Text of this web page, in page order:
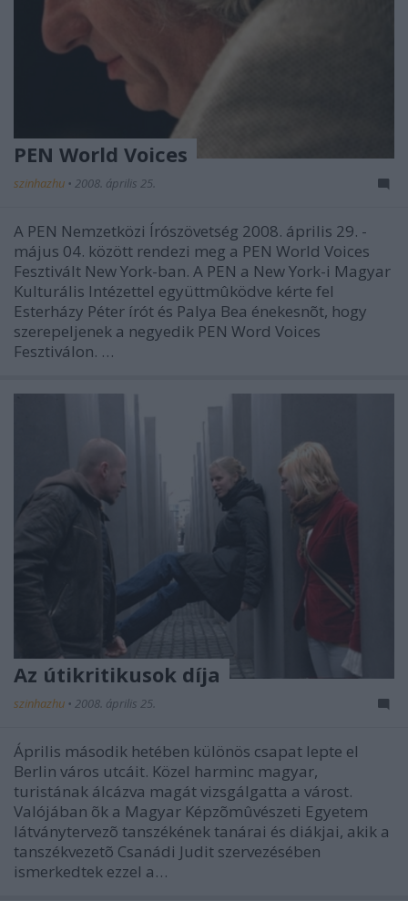
PEN World Voices
szinhazhu • 2008. április 25.
A PEN Nemzetközi Írószövetség 2008. április 29. -
május 04. között rendezi meg a PEN World Voices
Fesztivált New York-ban. A PEN a New York-i Magyar
Kulturális Intézettel együttmûködve kérte fel
Esterházy Péter írót és Palya Bea énekesnõt, hogy
szerepeljenek a negyedik PEN Word Voices
Fesztiválon. …
Az útikritikusok díja
szinhazhu • 2008. április 25.
Április második hetében különös csapat lepte el
Berlin város utcáit. Közel harminc magyar,
turistának álcázva magát vizsgálgatta a várost.
Valójában õk a Magyar Képzõmûvészeti Egyetem
látványtervezõ tanszékének tanárai és diákjai, akik a
tanszékvezetõ Csanádi Judit szervezésében
ismerkedtek ezzel a…